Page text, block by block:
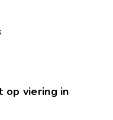
op viering in